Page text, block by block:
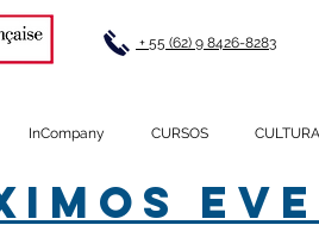
InCompany CURSOS
+ 55 (62) 9 8426-8283